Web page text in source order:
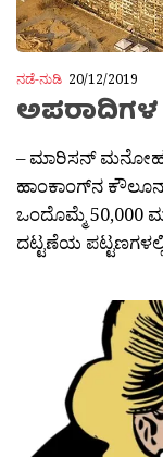
ನಡೆ-ನುಡಿ 20/12/2019
ಅಪರಾದಿಗಳ
– ಮಾರಿಸನ್
ಹಾಂಕಾಂಗ್‌ನ ಕೌಲೂನ್‌
ಒಂದೊಮ್ಮೆ 50,000
ದಟ್ಟಣೆಯ